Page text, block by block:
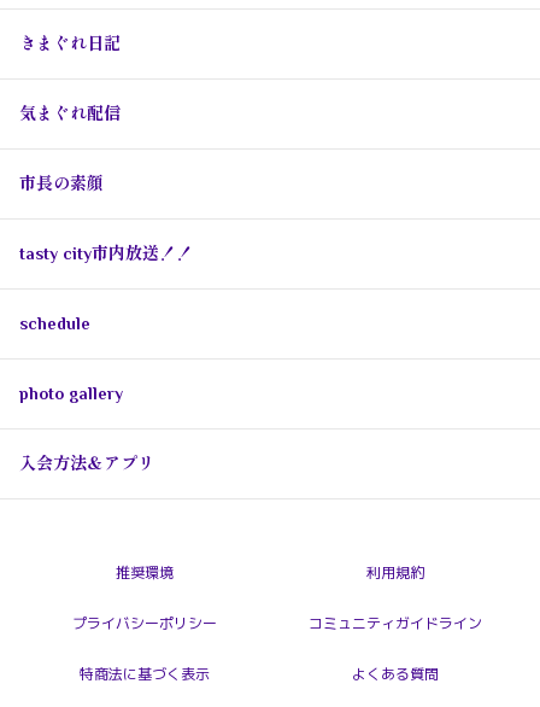
きまぐれ日記
気まぐれ配信
市長の素顔
tasty city市内放送！！
schedule
photo gallery
入会方法＆アプリ
推奨環境 利用規約
プライバシーポリシー コミュニティガイドライン
特商法に基づく表示 よくある質問